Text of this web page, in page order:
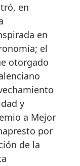
en
en
el
otorgado
y
a Mejor
por
de la